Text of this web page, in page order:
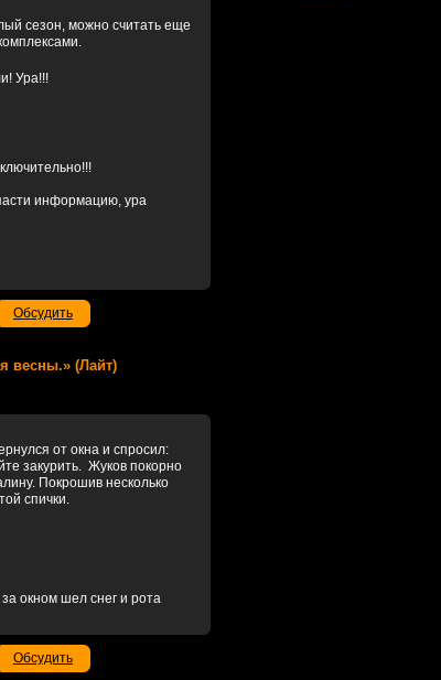
сезон, можно считать еще
Ура!!!
информацию, ура
Обсудить
весны.» (Лайт)
от окна и спросил:
закурить. Жуков покорно
Покрошив несколько
спички.
окном шел снег и рота
Обсудить